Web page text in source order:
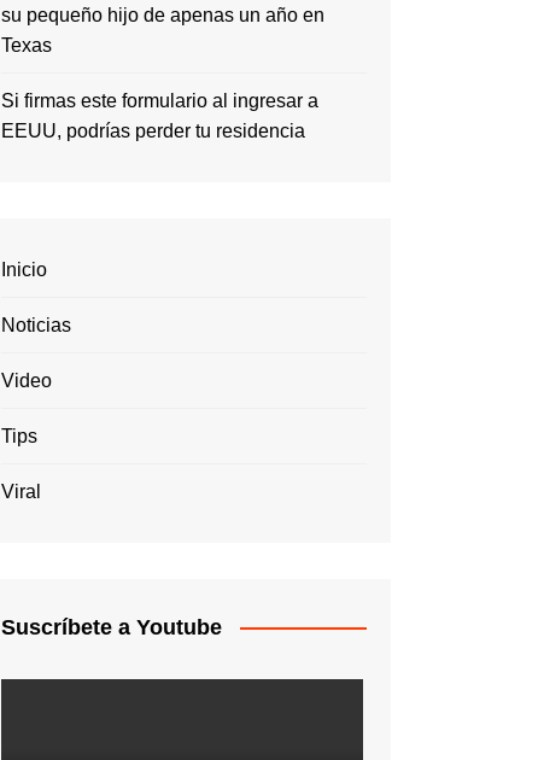
su pequeño hijo de apenas un año en
Texas
Si firmas este formulario al ingresar a
EEUU, podrías perder tu residencia
Inicio
Noticias
Video
Tips
Viral
Suscríbete a Youtube